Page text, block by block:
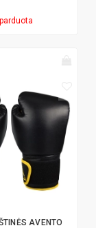
AVENTO